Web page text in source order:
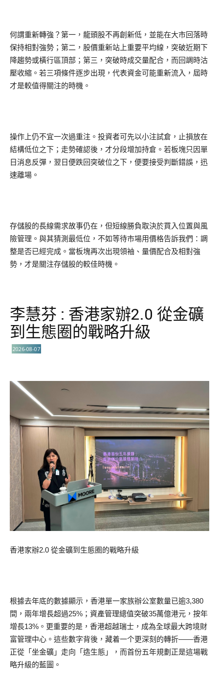
何謂重新轉強？第一，龍頭股不再創新低，並能在大市回落時
保持相對強勢；第二，股價重新站上重要平均線，突破近期下
降趨勢或橫行區頂部；第三，突破時成交量配合，而回調時沽
壓收縮。若三項條件逐步出現，代表資金可能重新流入，屆時
才是較值得關注的時機。
操作上仍不宜一次過重注。投資者可先以小注試倉，止損放在
結構低位之下；走勢確認後，才分段增加持倉。若板塊只因單
日消息反彈，翌日便跌回突破位之下，便要接受判斷錯誤，迅
速離場。
存儲股的長線需求故事仍在，但短線勝負取決於買入位置與風
險管理。與其猜測最低位，不如等待市場用價格告訴我們：調
整是否已經完成。當板塊再次出現領袖、量價配合及相對強
勢，才是關注存儲股的較佳時機。
李慧芬 : 香港家辦2.0 從金礦
到生態圈的戰略升級
2026-08-07
香港家辦2.0 從金礦到生態圈的戰略升級
根據去年底的數據顯示，香港單一家族辦公室數量已逾3,380
間，兩年增長超過25%；資產管理總值突破35萬億港元，按年
增長13%。更重要的是，香港超越瑞士，成為全球最大跨境財
富管理中心。這些數字背後，藏着一个更深刻的轉折——香港
正從「坐金礦」走向「造生態」，而首份五年規劃正是這場戰
略升級的藍圖。